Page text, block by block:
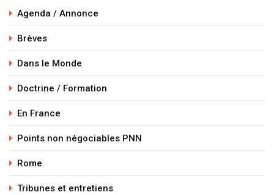
Agenda / Annonce
Brèves
Dans le Monde
Doctrine / Formation
En France
Points non négociables PNN
Rome
Tribunes et entretiens